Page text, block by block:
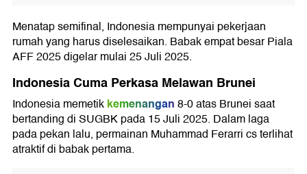
Menatap semifinal, Indonesia mempunyai pekerjaan
rumah yang harus diselesaikan. Babak empat besar Piala
AFF 2025 digelar mulai 25 Juli 2025.
Indonesia Cuma Perkasa Melawan Brunei
Indonesia memetikkemenangan8-0 atas Brunei saat
bertanding di SUGBK pada 15 Juli 2025. Dalam laga
pada pekan lalu, permainan Muhammad Ferarri cs terlihat
atraktif di babak pertama.